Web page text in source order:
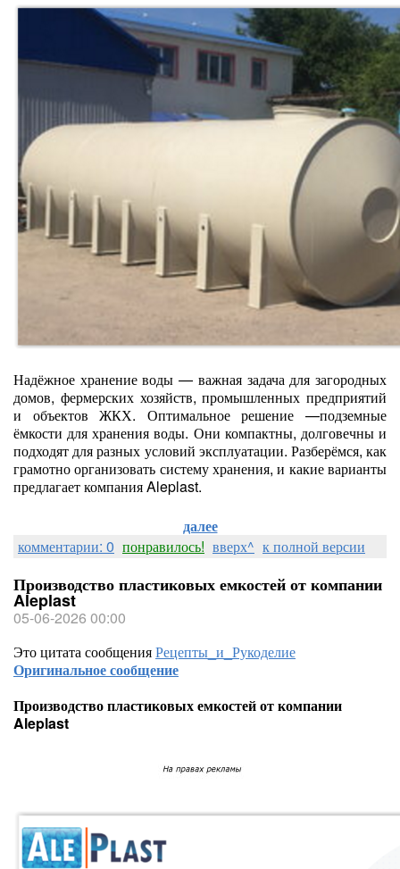
Надёжное хранение воды — важная задача для загородных
домов, фермерских хозяйств, промышленных предприятий
и объектов ЖКХ. Оптимальное решение —подземные
ёмкости для хранения воды. Они компактны, долговечны и
подходят для разных условий эксплуатации. Разберёмся, как
грамотно организовать систему хранения, и какие варианты
предлагает компания Aleplast.
далее
комментарии: 0 понравилось! вверх^ к полной версии
Производство пластиковых емкостей от компании
Aleplast
05-06-2026 00:00
Это цитата сообщенияРецепты_и_Рукоделие
Оригинальное сообщение
Производство пластиковых емкостей от компании
Aleplast